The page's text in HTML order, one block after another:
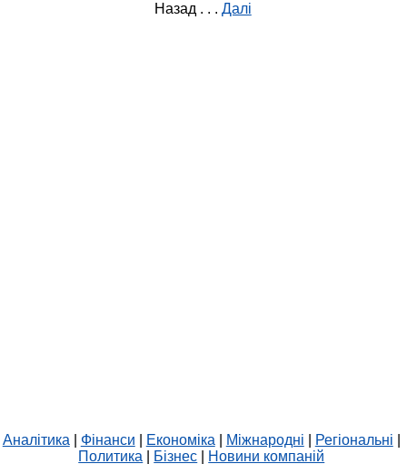
Назад . . . Далі
Аналітика Фінанси Економіка Міжнародні Регіональні
Политика
Бізнес Новини компаній